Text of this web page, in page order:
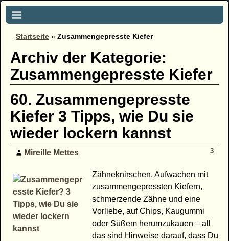
Startseite » Zusammengepresste Kiefer
Archiv der Kategorie:
Zusammengepresste Kiefer
60. Zusammengepresste
Kiefer 3 Tipps, wie Du sie
wieder lockern kannst
Mireille Mettes 3
Zähneknirschen, Aufwachen mit
zusammengepressten Kiefern,
schmerzende Zähne und eine
Vorliebe, auf Chips, Kaugummi
oder Süßem herumzukauen – all
das sind Hinweise darauf, dass Du